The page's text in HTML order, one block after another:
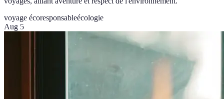
voyage écoresponsableécologie
Aug 5